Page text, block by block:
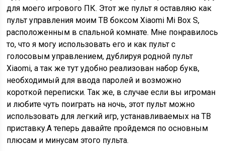
для моего игрового ПК. Этот же пульт я оставляю как
пульт управления моим ТВ боксом Xiaomi Mi Box S,
расположенным в спальной комнате. Мне понравилось
то, что я могу использовать его и как пульт с
голосовым управлением, дублируя родной пульт
Xiaomi, а так же тут удобно реализован набор букв,
необходимый для ввода паролей и возможно
короткой переписки. Так же, в случае если вы игроман
и любите чуть поиграть на ночь, этот пульт можно
использовать для легкий игр, устанавливаемых на ТВ
приставку.А теперь давайте пройдемся по основным
плюсам и минусам этого пульта.